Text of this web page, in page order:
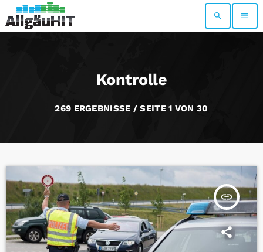
search menu
Kontrolle
269 ERGEBNISSE / SEITE 1 VON 30
insert_link